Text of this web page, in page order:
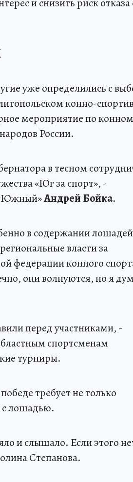
уже определились с
конно-
мероприятие по
России.
в тесном
«Юг за спорт», -
Андрей Бойка.
в содержании
власти за
федерации конного
они волнуются, но я
перед участниками, -
спортсменам
турниры.
требует не только
с лошадью.
и слышало. Если этого
Степанова.